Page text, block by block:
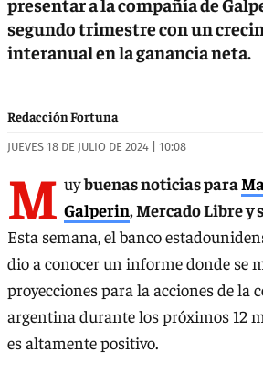
segundo trimestre con un
interanual en la ganancia neta.
Redacción Fortuna
JUEVES 18 DE JULIO DE 2024 | 10:08
M uybuenas noticias para
Galperin, Mercado Libre
Esta semana, el banco
dio a conocer un informe donde se
proyecciones para la acciones de la
argentina durante los próximos 12
es altamente positivo.